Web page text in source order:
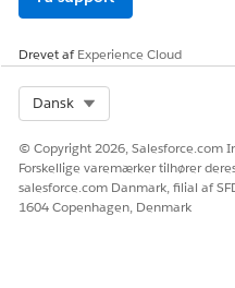
John: Ja, inkluder disse
kan se den på
LØSTE DENNE
Giv os besked,
Drevet afExperience Cloud
Dansk
© Copyright 2026, Salesforce.com
Forskellige varemærker tilhører
salesforce.com Danmark, filial af
1604 Copenhagen, Denmark